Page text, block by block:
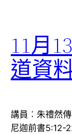
11月
道資
講員︰朱禮然
尼迦前書5:12-